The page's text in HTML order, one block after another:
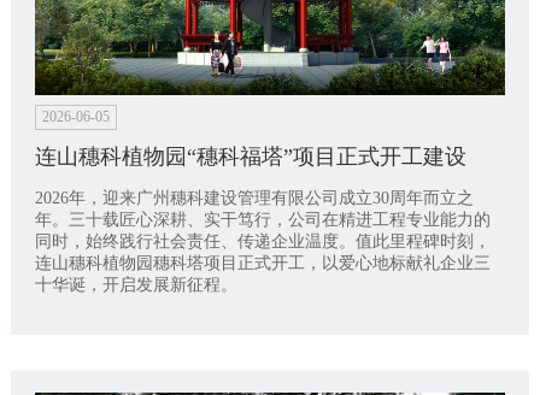
2026-06-05
连山穗科植物园“穗科福塔”项目正式开工建设
2026年，迎来广州穗科建设管理有限公司成立30周年而立之
年。三十载匠心深耕、实干笃行，公司在精进工程专业能力的
同时，始终践行社会责任、传递企业温度。值此里程碑时刻，
连山穗科植物园穗科塔项目正式开工，以爱心地标献礼企业三
十华诞，开启发展新征程。